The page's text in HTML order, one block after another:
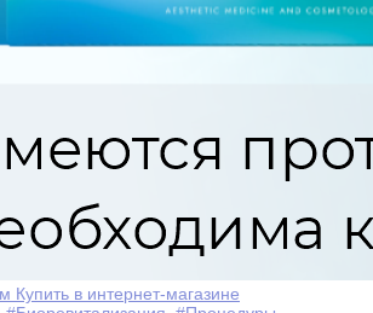
Купить в интернет-магазине